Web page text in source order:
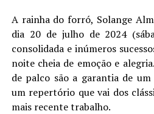
A rainha do forró, Solange
dia 20 de julho de 2024
consolidada e inúmeros
noite cheia de emoção e
de palco são a garantia de
um repertório que vai dos
mais recente trabalho.